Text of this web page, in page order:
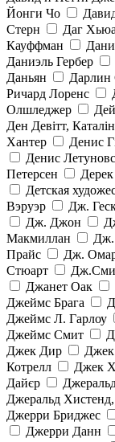
Йонги Чо
Стерн
Даг
Кауффман
Даниэль Гербер
Даньян
Дарлин
Ричард Лоренс
Олшледжер
Ден Девітт,
Хантер
Денис
Денис
Петерсен
Детская
Вэруэр
Дж.
Дж. Джон
Макмиллан
Дж.
Прайс
Дж. Омар
Стюарт
Джанет Оак
Джеймс Брага
Джеймс Л. Гарлоу
Джеймс Смит
Джек Дир
Котрелл
Джек
Дайєр
Джеральд
Джерри Бриджес
Джерри Данн